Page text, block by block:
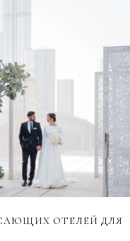
ОТЕЛЕЙ ДЛЯ